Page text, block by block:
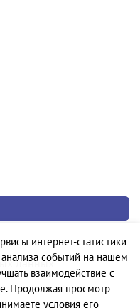
данных
интернет-статистики
событий на нашем
взаимодействие с
Продолжая просмотр
условия его